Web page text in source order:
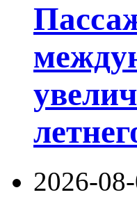
2026-